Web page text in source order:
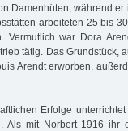
Damenhüten, während
arbeiteten 25 bis
Vermutlich war Dora
tätig. Das Grundstück,
Arendt erworben,
Erfolge
Als mit Norbert 1916 ihr